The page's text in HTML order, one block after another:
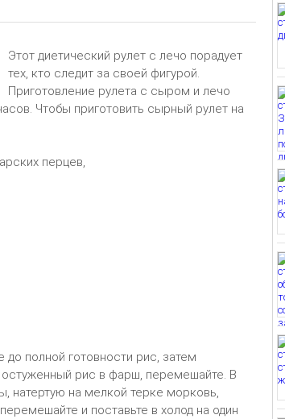
Этот диетический рулет с лечо порадует
тех, кто следит за своей фигурой.
Приготовление рулета с сыром и лечо
Чтобы приготовить сырный рулет на
перцев,
до полной готовности рис, затем
остуженный рис в фарш, перемешайте. В
на мелкой терке морковь,
и поставьте в холод на один